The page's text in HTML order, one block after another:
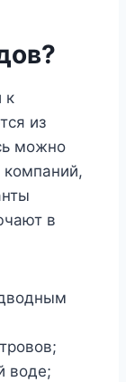
к
из
можно
компаний,
в
воде;